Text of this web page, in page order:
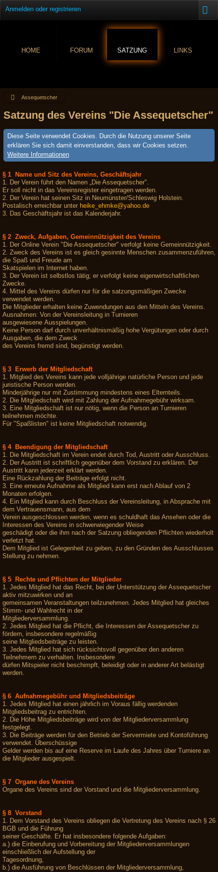
Anmelden oder registrieren
HOME FORUM SATZUNG LINKS
Assequetscher
Satzung des Vereins "Die Assequetscher"
Diese Seite verwendet Cookies. Durch die Nutzung unserer Seite
erklären Sie sich damit einverstanden, dass wir Cookies setzen.
Weitere Informationen
§ 1 Name und Sitz des Vereins, Geschäftsjahr
1. Der Verein führt den Namen „Die Assequetscher".
Er soll nicht in das Vereinsregister eingetragen werden.
2. Der Verein hat seinen Sitz in Neumünster/Schleswig Holstein.
Postalisch erreichbar unter heike_ehmke@yahoo.de
3. Das Geschäftsjahr ist das Kalenderjahr.
§ 2 Zweck, Aufgaben, Gemeinnützigkeit des Vereins
1. Der Online Verein "Die Assequetscher" verfolgt keine Gemeinnützigkeit.
2. Zweck des Vereins ist es gleich gesinnte Menschen zusammenzuführen,
die Spaß und Freude am
Skatspielen im Internet haben.
3. Der Verein ist selbstlos tätig; er verfolgt keine eigenwirtschaftlichen
Zwecke.
4. Mittel des Vereins dürfen nur für die satzungsmäßigen Zwecke
verwendet werden.
Die Mitglieder erhalten keine Zuwendungen aus den Mitteln des Vereins.
Ausnahmen: Von der Vereinsleitung in Turnieren
ausgewiesene Ausspielungen.
Keine Person darf durch unverhältnismäßig hohe Vergütungen oder durch
Ausgaben, die dem Zweck
des Vereins fremd sind, begünstigt werden.
§ 3 Erwerb der Mitgliedschaft
1. Mitglied des Vereins kann jede volljährige natürliche Person und jede
juristische Person werden.
Minderjährige nur mit Zustimmung mindestens eines Elternteils.
2. Die Mitgliedschaft wird mit Zahlung der Aufnahmegebühr wirksam.
3. Eine Mitgliedschaft ist nur nötig, wenn die Person an Turnieren
teilnehmen möchte.
Für "Spaßlisten" ist keine Mitgliedschaft notwendig.
§ 4 Beendigung der Mitgliedschaft
1. Die Mitgliedschaft im Verein endet durch Tod, Austritt oder Ausschluss.
2. Der Austritt ist schriftlich gegenüber dem Vorstand zu erklären. Der
Austritt kann jederzeit erklärt werden.
Eine Rückzahlung der Beiträge erfolgt nicht.
3. Eine erneute Aufnahme als Mitglied kann erst nach Ablauf von 2
Monaten erfolgen.
4. Ein Mitglied kann durch Beschluss der Vereinsleitung, in Absprache mit
dem Vertrauensmann, aus dem
Verein ausgeschlossen werden, wenn es schuldhaft das Ansehen oder die
Interessen des Vereins in schwerwiegender Weise
geschädigt oder die ihm nach der Satzung obliegenden Pflichten wiederholt
verletzt hat.
Dem Mitglied ist Gelegenheit zu geben, zu den Gründen des Ausschlusses
Stellung zu nehmen.
§ 5 Rechte und Pflichten der Mitglieder
1. Jedes Mitglied hat das Recht, bei der Unterstützung der Assequetscher
aktiv mitzuwirken und an
gemeinsamen Veranstaltungen teilzunehmen. Jedes Mitglied hat gleiches
Stimm- und Wahlrecht in der
Mitgliederversammlung.
2. Jedes Mitglied hat die Pflicht, die Interessen der Assequetscher zu
fördern, insbesondere regelmäßig
seine Mitgliedsbeiträge zu leisten.
3. Jedes Mitglied hat sich rücksichtsvoll gegenüber den anderen
Teilnehmern zu verhalten. Insbesondere
dürfen Mitspieler nicht beschimpft, beleidigt oder in anderer Art belästigt
werden.
§ 6 Aufnahmegebühr und Mitgliedsbeiträge
1. Jedes Mitglied hat einen jährlich im Voraus fällig werdenden
Mitgliedsbeitrag zu entrichten.
2. Die Höhe Mitgliedsbeiträge wird von der Mitgliederversammlung
festgelegt.
3. Die Beiträge werden für den Betrieb der Servermiete und Kontoführung
verwendet. Überschüssige
Gelder werden bis auf eine Reserve im Laufe des Jahres über Turniere an
die Mitglieder ausgespielt.
§ 7 Organe des Vereins
Organe des Vereins sind der Vorstand und die Mitgliederversammlung.
§ 8 Vorstand
1. Dem Vorstand des Vereins obliegen die Vertretung des Vereins nach § 26
BGB und die Führung
seiner Geschäfte. Er hat insbesondere folgende Aufgaben:
a.) die Einberufung und Vorbereitung der Mitgliederversammlungen
einschließlich der Aufstellung der
Tagesordnung,
b.) die Ausführung von Beschlüssen der Mitgliederversammlung,